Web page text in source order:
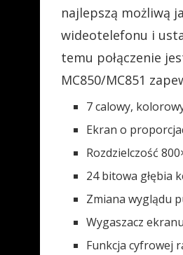
najlepszą możliwą
wideotelefonu i
temu połączenie
MC850/MC851
7 calowy,
Ekran o
Rozdzielczość
24 bitowa głębia
Zmiana wyglądu
Wygaszacz ekranu
Funkcja cyfrowej